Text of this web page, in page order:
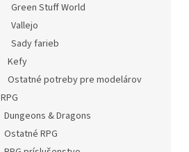
Green Stuff World
Vallejo
Sady farieb
Kefy
Ostatné potreby pre modelárov
RPG
Dungeons & Dragons
Ostatné RPG